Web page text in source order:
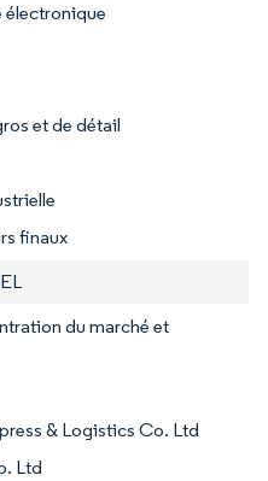
électronique
et de détail
finaux
du marché et
& Logistics Co. Ltd
Ltd